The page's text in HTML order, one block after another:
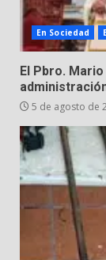
4
5
6
En Sociedad
El Pbro.
5 de agosto de